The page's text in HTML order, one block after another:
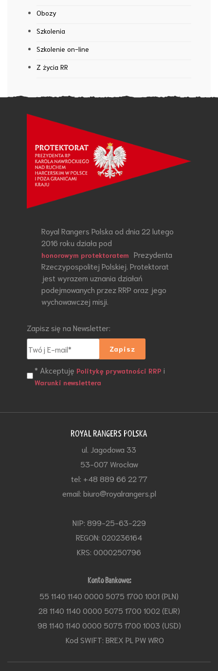
Obozy
Szkolenia
Szkolenie on-line
Z życia RR
Royal Rangers Polska od dnia 22 lutego
2016 roku działa pod
honorowym protektoratem
Prezydenta
Rzeczypospolitej Polskiej. Protektorat
jest wyrazem uznania działań
podejmowanych przez RRP oraz jego
wychowawczej misji.
Zapisz się na Newsletter:
* AkceptujęPolitykę prywatności RRP i
Warunki newslettera
ROYAL RANGERS POLSKA
ul. Jagodowa 33
53-007 Wrocław
tel: +48 889 66 22 77
email: biuro@royalrangers.pl
NIP: 899-25-63-229
REGON: 020236164
KRS: 0000250796
Konto Bankowe:
55 1140 1140 0000 5075 1700 1001 (PLN)
28 1140 1140 0000 5075 1700 1002 (EUR)
98 1140 1140 0000 5075 1700 1003 (USD)
Kod SWIFT: BREX PL PW WRO